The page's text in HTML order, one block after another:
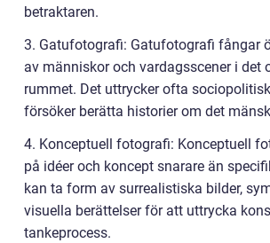
betraktaren.
3. Gatufotografi: Gatufotografi fångar
av människor och vardagsscener i det
rummet. Det uttrycker ofta
försöker berätta historier om det
4. Konceptuell fotografi: Konceptuell
på idéer och koncept snarare än
kan ta form av surrealistiska bilder,
visuella berättelser för att uttrycka
tankeprocess.